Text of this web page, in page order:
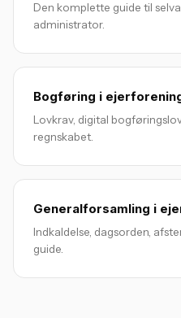
Den komplette guide til
administrator.
Bogføring i
Lovkrav, digital
regnskabet.
Generalforsamling i
Indkaldelse, dagsorden,
guide.